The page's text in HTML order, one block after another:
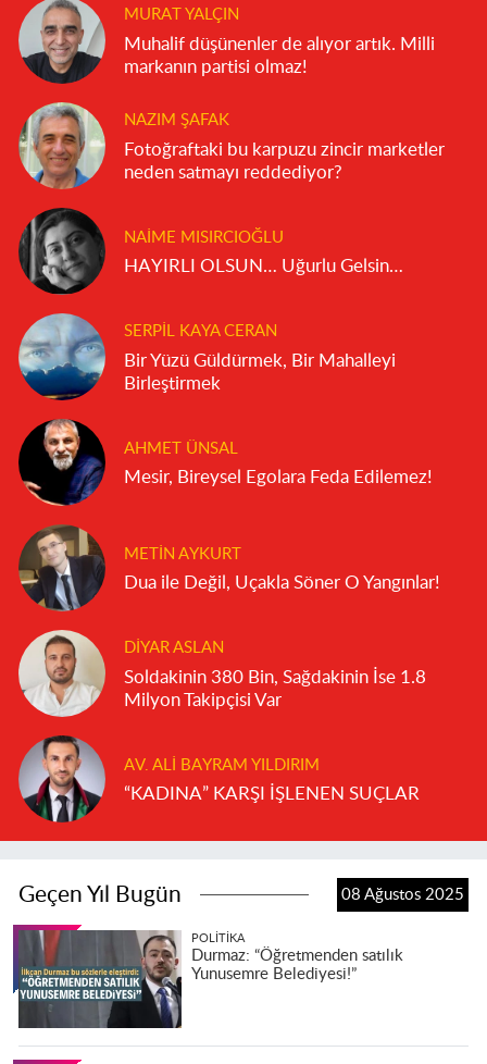
MURAT YALÇIN
Muhalif düşünenler de alıyor artık. Milli
markanın partisi olmaz!
NAZIM ŞAFAK
Fotoğraftaki bu karpuzu zincir marketler
neden satmayı reddediyor?
NAIME MISIRCIOĞLU
HAYIRLI OLSUN… Uğurlu Gelsin…
SERPIL KAYA CERAN
Bir Yüzü Güldürmek, Bir Mahalleyi
Birleştirmek
AHMET ÜNSAL
Mesir, Bireysel Egolara Feda Edilemez!
METIN AYKURT
Dua ile Değil, Uçakla Söner O Yangınlar!
DIYAR ASLAN
Soldakinin 380 Bin, Sağdakinin İse 1.8
Milyon Takipçisi Var
AV. ALI BAYRAM YILDIRIM
“KADINA” KARŞI İŞLENEN SUÇLAR
Geçen Yıl Bugün 08 Ağustos 2025
POLITIKA
Durmaz: “Öğretmenden satılık
Yunusemre Belediyesi!”